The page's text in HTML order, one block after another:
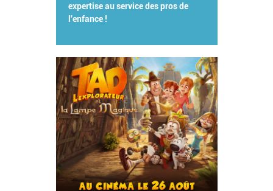
expertise au service des pros de
l'enfance !